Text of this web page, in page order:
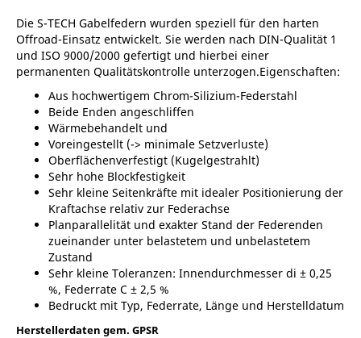
Die S-TECH Gabelfedern wurden speziell für den harten
Offroad-Einsatz entwickelt. Sie werden nach DIN-Qualität 1
und ISO 9000/2000 gefertigt und hierbei einer
permanenten Qualitätskontrolle unterzogen.Eigenschaften:
Aus hochwertigem Chrom-Silizium-Federstahl
Beide Enden angeschliffen
Wärmebehandelt und
Voreingestellt (-> minimale Setzverluste)
Oberflächenverfestigt (Kugelgestrahlt)
Sehr hohe Blockfestigkeit
Sehr kleine Seitenkräfte mit idealer Positionierung der
Kraftachse relativ zur Federachse
Planparallelität und exakter Stand der Federenden
zueinander unter belastetem und unbelastetem
Zustand
Sehr kleine Toleranzen: Innendurchmesser di ± 0,25
%, Federrate C ± 2,5 %
Bedruckt mit Typ, Federrate, Länge und Herstelldatum
Herstellerdaten gem. GPSR